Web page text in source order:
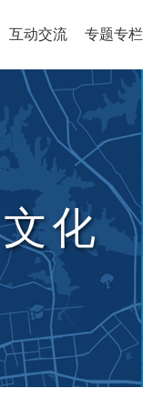
互动交流 专题专栏
化